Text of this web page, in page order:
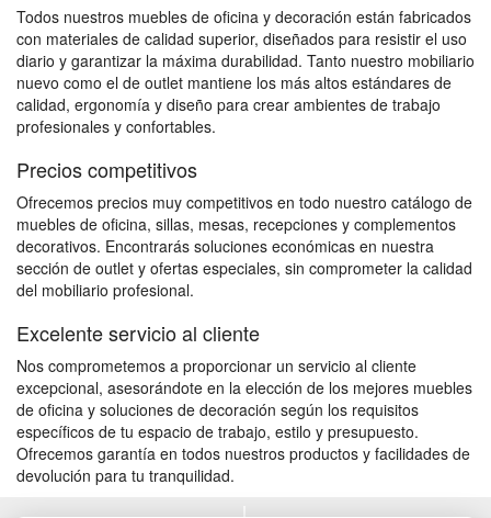
Todos nuestros muebles de oficina y decoración están fabricados
con materiales de calidad superior, diseñados para resistir el uso
diario y garantizar la máxima durabilidad. Tanto nuestro mobiliario
nuevo como el de outlet mantiene los más altos estándares de
calidad, ergonomía y diseño para crear ambientes de trabajo
profesionales y confortables.
Precios competitivos
Ofrecemos precios muy competitivos en todo nuestro catálogo de
muebles de oficina, sillas, mesas, recepciones y complementos
decorativos. Encontrarás soluciones económicas en nuestra
sección de outlet y ofertas especiales, sin comprometer la calidad
del mobiliario profesional.
Excelente servicio al cliente
Nos comprometemos a proporcionar un servicio al cliente
excepcional, asesorándote en la elección de los mejores muebles
de oficina y soluciones de decoración según los requisitos
específicos de tu espacio de trabajo, estilo y presupuesto.
Ofrecemos garantía en todos nuestros productos y facilidades de
devolución para tu tranquilidad.